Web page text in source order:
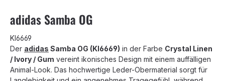
adidas Samba OG
KI6669
Der adidas Samba OG (KI6669) in der Farbe Crystal Linen
/ Ivory / Gum vereint ikonisches Design mit einem auffälligen
Animal-Look. Das hochwertige Leder-Obermaterial sorgt für